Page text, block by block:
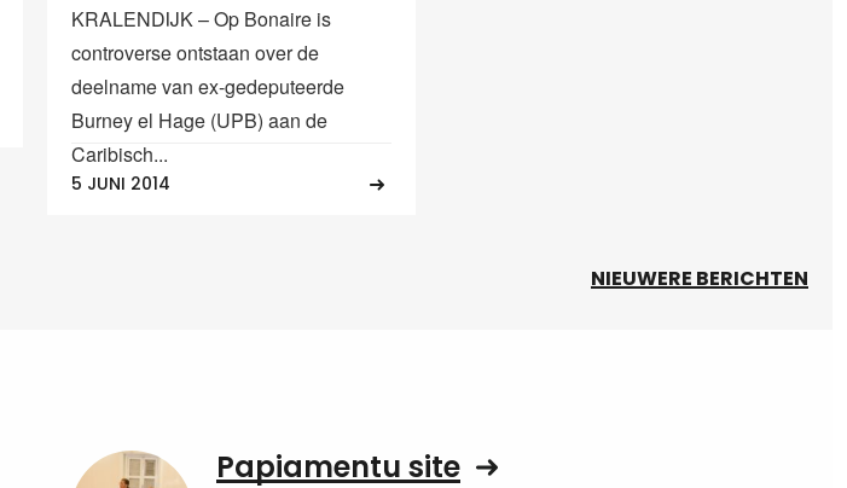
KRALENDIJK – Op Bonaire is
controverse ontstaan over de
deelname van ex-gedeputeerde
Burney el Hage (UPB) aan de
Caribisch...
5 JUNI 2014
NIEUWERE BERICHTEN
Papiamentu site